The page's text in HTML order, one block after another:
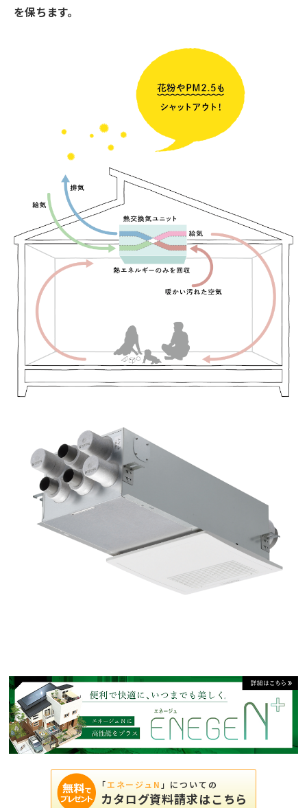
を保ちます。
「エネージュN 」についての
カタログ資料請求はこちら